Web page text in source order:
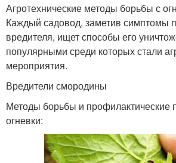
Агротехнические методы борьбы с
Каждый садовод, заметив симптомы
вредителя, ищет способы его
популярными среди которых стали
мероприятия.
Вредители смородины
Методы борьбы и профилактические
огневки: